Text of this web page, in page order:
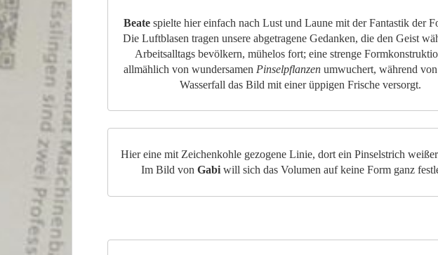
Beate spielte hier einfach nach Lust und Laune mit der Fantastik der
Die Luftblasen tragen unsere abgetragene Gedanken, die den Geist
Arbeitsalltags bevölkern, mühelos fort; eine strenge
allmählich von wundersamen Pinselpflanzenumwuchert, während von
Wasserfall das Bild mit einer üppigen Frische versorgt.
Hier eine mit Zeichenkohle gezogene Linie, dort ein Pinselstrich
Im Bild von Gabi will sich das Volumen auf keine Form ganz